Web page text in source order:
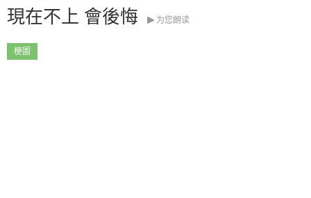
現在不上 會後悔 为您朗读
梗圖